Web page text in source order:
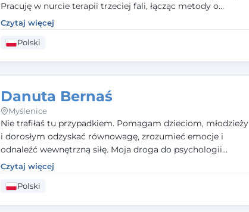
Pracuję w nurcie terapii trzeciej fali, łącząc metody o
potwierdzonej skuteczności. Towarzyszę młodzieży,
dorosłym i parom w radzeniu sobie z bolesnymi
doświadczeniami tak, by mogli żyć pełniej.
Czytaj więcej
Polski
Danuta Bernaś
Myślenice
Nie trafiłaś tu przypadkiem. Pomagam dzieciom, młodzieży
i dorosłym odzyskać równowagę, zrozumieć emocje i
odnaleźć wewnętrzną siłę. Moja droga do psychologii
zaczęła się od życia - pełnego wyzwań, które nauczyły mnie
uważności, empatii i pokory. Dziś łączę doświadczenie
nauczycielki, psychologa, psychoterapeuty i seksuologa
Czytaj więcej
Polski